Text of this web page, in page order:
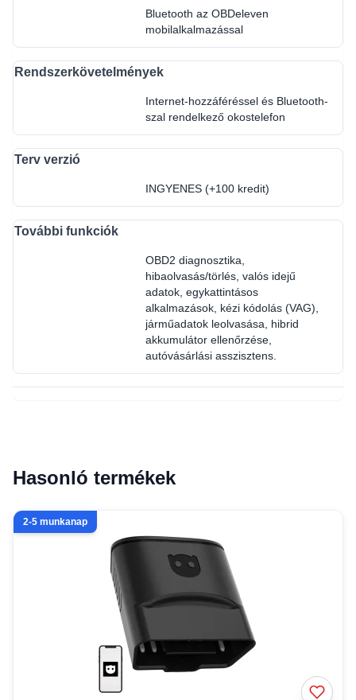
Bluetooth az OBDeleven
mobilalkalmazással
Rendszerkövetelmények
Internet-hozzáféréssel és Bluetooth-
szal rendelkező okostelefon
Terv verzió
INGYENES (+100 kredit)
További funkciók
OBD2 diagnosztika,
hibaolvasás/törlés, valós idejű
adatok, egykattintásos
alkalmazások, kézi kódolás (VAG),
járműadatok leolvasása, hibrid
akkumulátor ellenőrzése,
autóvásárlási asszisztens.
Hasonló termékek
2-5 munkanap